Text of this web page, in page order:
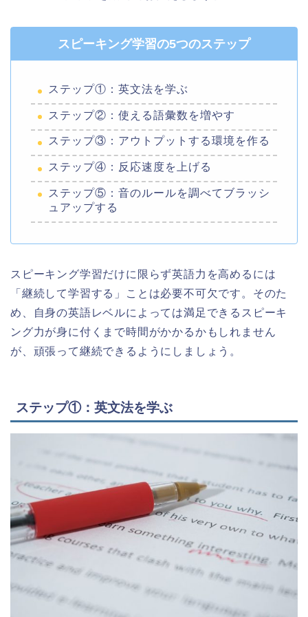
スピーキング学習の5つのステップ
ステップ①：英文法を学ぶ
ステップ②：使える語彙数を増やす
ステップ③：アウトプットする環境を作る
ステップ④：反応速度を上げる
ステップ⑤：音のルールを調べてブラッシ
ュアップする
スピーキング学習だけに限らず英語力を高めるには
「継続して学習する」ことは必要不可欠です。そのた
め、自身の英語レベルによっては満足できるスピーキ
ング力が身に付くまで時間がかかるかもしれません
が、頑張って継続できるようにしましょう。
ステップ①：英文法を学ぶ